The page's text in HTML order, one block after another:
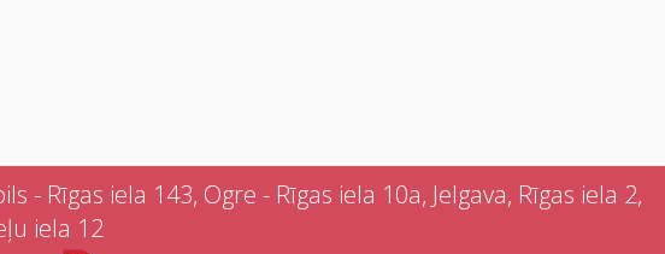
- Rīgas iela 143, Ogre - Rīgas iela 10a, Jelgava, Rīgas iela 2,
iela 12